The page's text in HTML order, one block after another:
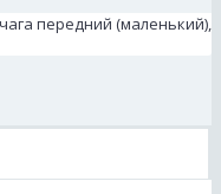
передний (маленький),